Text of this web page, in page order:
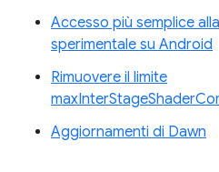
Accesso più semplice
sperimentale su Android
Rimuovere il limite
Aggiornamenti di Dawn